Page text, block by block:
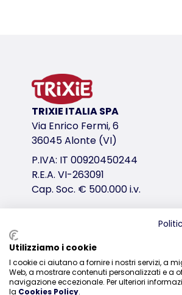
in peluche (poliestere)
variante di prodotto
variante di prodotto:
Misure
50 cm
link per il download
TRIXIE Imballaggio 33418-
TRIXIE ITALIA SPA
Via Enrico Fermi, 6
36045 Alonte (VI)
P.IVA: IT 00920450244
R.E.A. VI-263091
Cap. Soc. € 500.000 i.v.
Distribuzione
0444-835329
Utilizziamo i cookie
I cookie ci aiutano a fornire i nostri servizi, a
Web, a mostrare contenuti personalizzati e a
navigazione eccezionale. Per ulteriori
la Cookies Policy.